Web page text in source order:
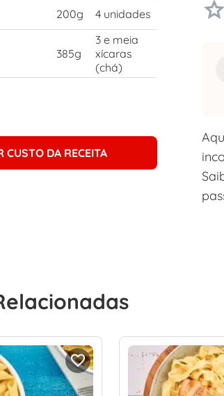
200g 4 unidades
385g
3 e meia
xícaras
(chá)
CUSTO DA RECEITA